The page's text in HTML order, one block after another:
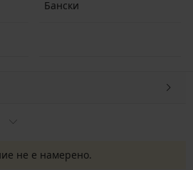
Бански
не е намерено.